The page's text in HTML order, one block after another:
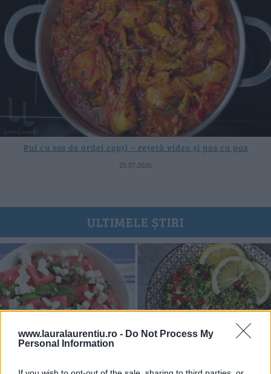
www.lauralaurentiu.ro - Do Not Process My
Personal Information
Pui cu sos de ardei copți – rețetă video și pas cu pas
25.07.2026
ULTIMELE ȘTIRI